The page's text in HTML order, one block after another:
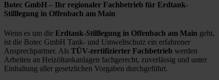
Botec GmbH – Ihr regionaler Fachbetrieb für Erdtank-
Stilllegung in Offenbach am Main
Wenn es um die Erdtank-Stilllegung in Offenbach am Main geht,
ist die Botec GmbH Tank- und Umweltschutz ein erfahrener
Ansprechpartner. Als TÜV-zertifizierter Fachbetrieb werden
Arbeiten an Heizöltankanlagen fachgerecht, zuverlässig und unter
Einhaltung aller gesetzlichen Vorgaben durchgeführt.